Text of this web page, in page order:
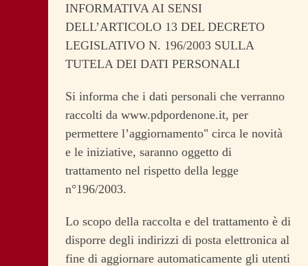
INFORMATIVA AI SENSI
DELL’ARTICOLO 13 DEL DECRETO
LEGISLATIVO N. 196/2003 SULLA
TUTELA DEI DATI PERSONALI
Si informa che i dati personali che verranno
raccolti da www.pdpordenone.it, per
permettere l’aggiornamento" circa le novità
e le iniziative, saranno oggetto di
trattamento nel rispetto della legge
n°196/2003.
Lo scopo della raccolta e del trattamento è di
disporre degli indirizzi di posta elettronica al
fine di aggiornare automaticamente gli utenti